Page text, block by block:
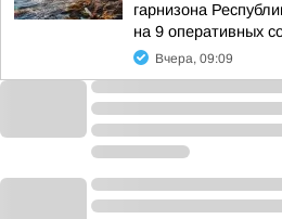
гарнизона
на 9 оперативных
Вчера, 09:09